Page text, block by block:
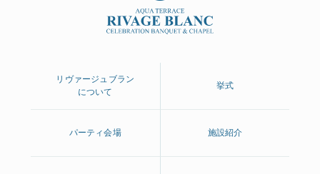
リヴァージュブラン
について
挙式
パーティ会場 施設紹介